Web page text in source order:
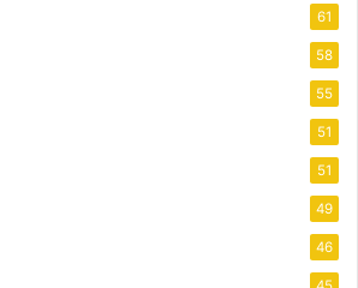
61
58
55
51
51
49
46